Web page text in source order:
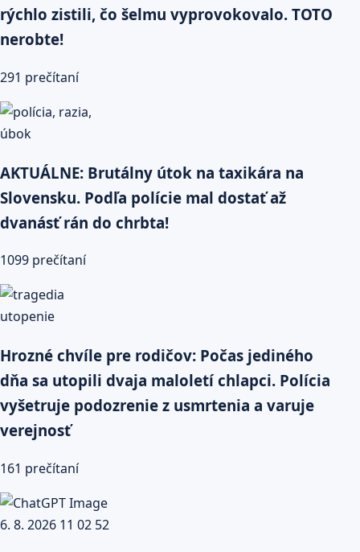
rýchlo zistili, čo šelmu vyprovokovalo. TOTO
nerobte!
291 prečítaní
AKTUÁLNE: Brutálny útok na taxikára na
Slovensku. Podľa polície mal dostať až
dvanásť rán do chrbta!
1099 prečítaní
Hrozné chvíle pre rodičov: Počas jediného
dňa sa utopili dvaja maloletí chlapci. Polícia
vyšetruje podozrenie z usmrtenia a varuje
verejnosť
161 prečítaní